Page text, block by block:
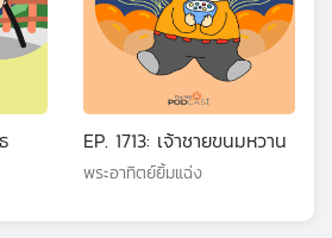
EP. 1713: เจ้าชายขนมหวาน
พระอาทิตย์ยิ้มแฉ่ง